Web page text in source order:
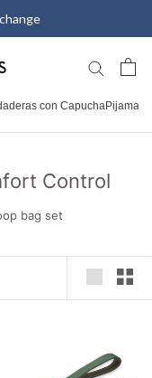
con CapuchaPijamas
Control
bag set